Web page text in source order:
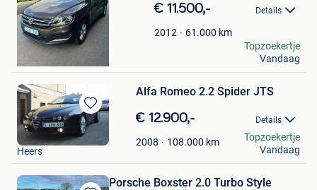
in
Mijn
Favorieten
€ 11.500,- Details
2012 61.000 km
vandenbussche rik
Roeselare
Topzoekertje
Vandaag
Bewaren
in
Mijn
Alfa Romeo 2.2 Spider JTS
€ 12.900,- Details
2008 108.000 km
Robert
Heers
Topzoekertje
Vandaag
Porsche Boxster 2.0 Turbo Style